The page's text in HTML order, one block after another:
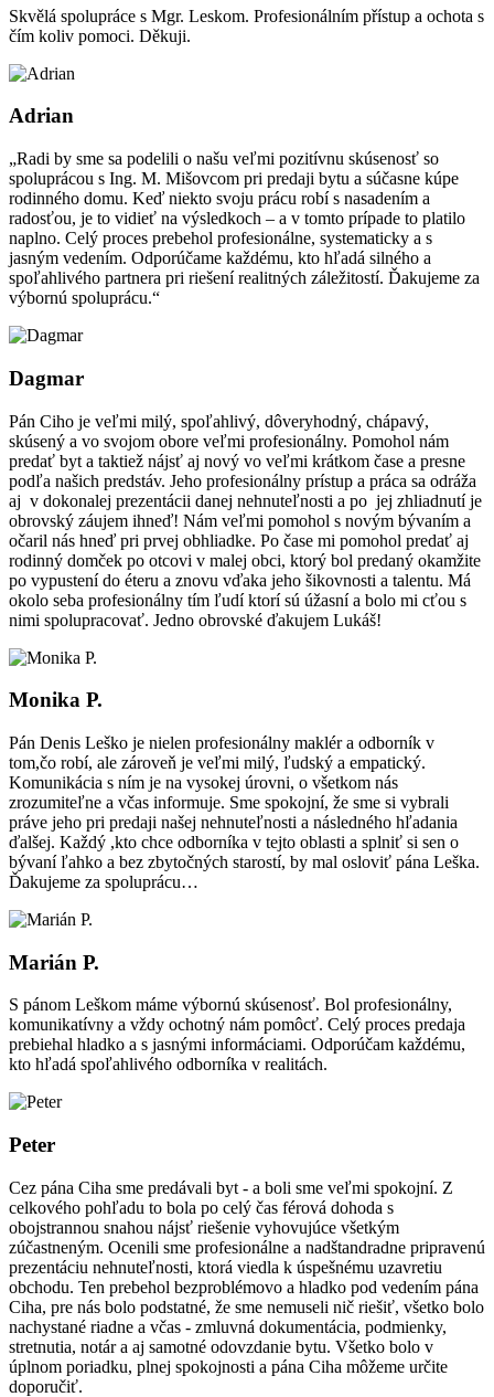
Skvělá spolupráce s Mgr. Leskom. Profesionálním přístup a ochota s
čím koliv pomoci. Děkuji.
Adrian
„Radi by sme sa podelili o našu veľmi pozitívnu skúsenosť so
spoluprácou s Ing. M. Mišovcom pri predaji bytu a súčasne kúpe
rodinného domu. Keď niekto svoju prácu robí s nasadením a
radosťou, je to vidieť na výsledkoch – a v tomto prípade to platilo
naplno. Celý proces prebehol profesionálne, systematicky a s
jasným vedením. Odporúčame každému, kto hľadá silného a
spoľahlivého partnera pri riešení realitných záležitostí. Ďakujeme za
výbornú spoluprácu.“
Dagmar
Pán Ciho je veľmi milý, spoľahlivý, dôveryhodný, chápavý,
skúsený a vo svojom obore veľmi profesionálny. Pomohol nám
predať byt a taktiež nájsť aj nový vo veľmi krátkom čase a presne
podľa našich predstáv. Jeho profesionálny prístup a práca sa odráža
aj v dokonalej prezentácii danej nehnuteľnosti a po jej zhliadnutí je
obrovský záujem ihneď! Nám veľmi pomohol s novým bývaním a
očaril nás hneď pri prvej obhliadke. Po čase mi pomohol predať aj
rodinný domček po otcovi v malej obci, ktorý bol predaný okamžite
po vypustení do éteru a znovu vďaka jeho šikovnosti a talentu. Má
okolo seba profesionálny tím ľudí ktorí sú úžasní a bolo mi cťou s
nimi spolupracovať. Jedno obrovské ďakujem Lukáš!
Monika P.
Pán Denis Leško je nielen profesionálny maklér a odborník v
tom,čo robí, ale zároveň je veľmi milý, ľudský a empatický.
Komunikácia s ním je na vysokej úrovni, o všetkom nás
zrozumiteľne a včas informuje. Sme spokojní, že sme si vybrali
práve jeho pri predaji našej nehnuteľnosti a následného hľadania
ďalšej. Každý ,kto chce odborníka v tejto oblasti a splniť si sen o
bývaní ľahko a bez zbytočných starostí, by mal osloviť pána Leška.
Ďakujeme za spoluprácu…
Marián P.
S pánom Leškom máme výbornú skúsenosť. Bol profesionálny,
komunikatívny a vždy ochotný nám pomôcť. Celý proces predaja
prebiehal hladko a s jasnými informáciami. Odporúčam každému,
kto hľadá spoľahlivého odborníka v realitách.
Peter
Cez pána Ciha sme predávali byt - a boli sme veľmi spokojní. Z
celkového pohľadu to bola po celý čas férová dohoda s
obojstrannou snahou nájsť riešenie vyhovujúce všetkým
zúčastneným. Ocenili sme profesionálne a nadštandradne pripravenú
prezentáciu nehnuteľnosti, ktorá viedla k úspešnému uzavretiu
obchodu. Ten prebehol bezproblémovo a hladko pod vedením pána
Ciha, pre nás bolo podstatné, že sme nemuseli nič riešiť, všetko bolo
nachystané riadne a včas - zmluvná dokumentácia, podmienky,
stretnutia, notár a aj samotné odovzdanie bytu. Všetko bolo v
úplnom poriadku, plnej spokojnosti a pána Ciha môžeme určite
doporučiť.